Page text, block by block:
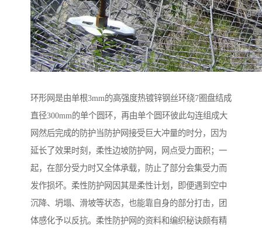
环形网是由单根3mm的高强度热镀锌钢丝环绕7圈盘结成
直径300mm的单个圆环，再由单个圆环彼此勾连组成大
网然后完成的防护当防护网接受巨大冲量的时分，因为
延长了效果时刻，柔性边坡防护网，网点受力面积；一
起，在部分受力时又全体承载，防止了部分会集受力而
发作损坏。柔性防护网因其是柔性计划，即便遇到空中
沉降、坍塌、滑坡等状态，也能靠自身的部分打击，团
体感化予以反抗。柔性防护网的资料和编织秘诀颇有精